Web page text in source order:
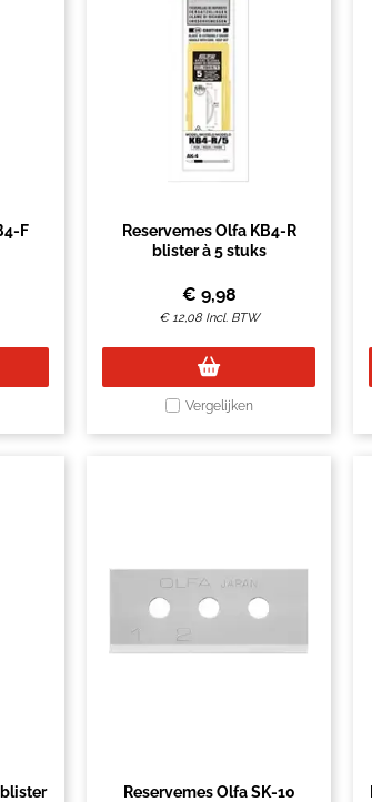
F
Reservemes Olfa KB4-R
blister à 5 stuks
€ 9,98
€12,08 Incl. BTW
Vergelijken
blister
Reservemes Olfa SK-10